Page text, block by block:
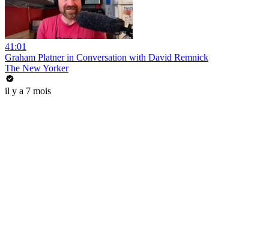
41:01
Graham Platner in Conversation with David Remnick
The New Yorker
il y a 7 mois